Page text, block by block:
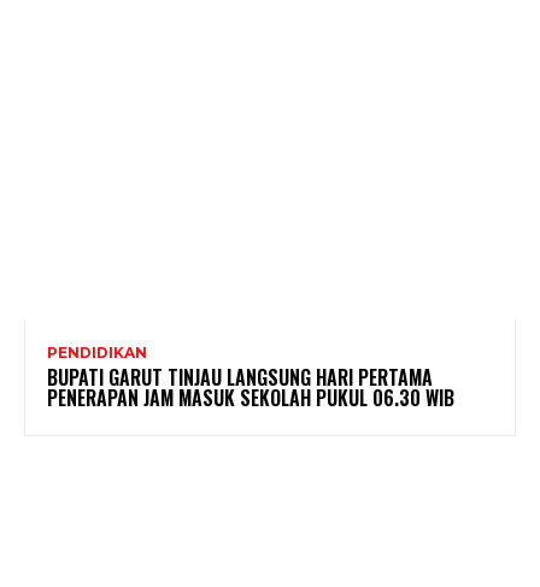
PENDIDIKAN
BUPATI GARUT TINJAU LANGSUNG HARI PERTAMA
PENERAPAN JAM MASUK SEKOLAH PUKUL 06.30 WIB